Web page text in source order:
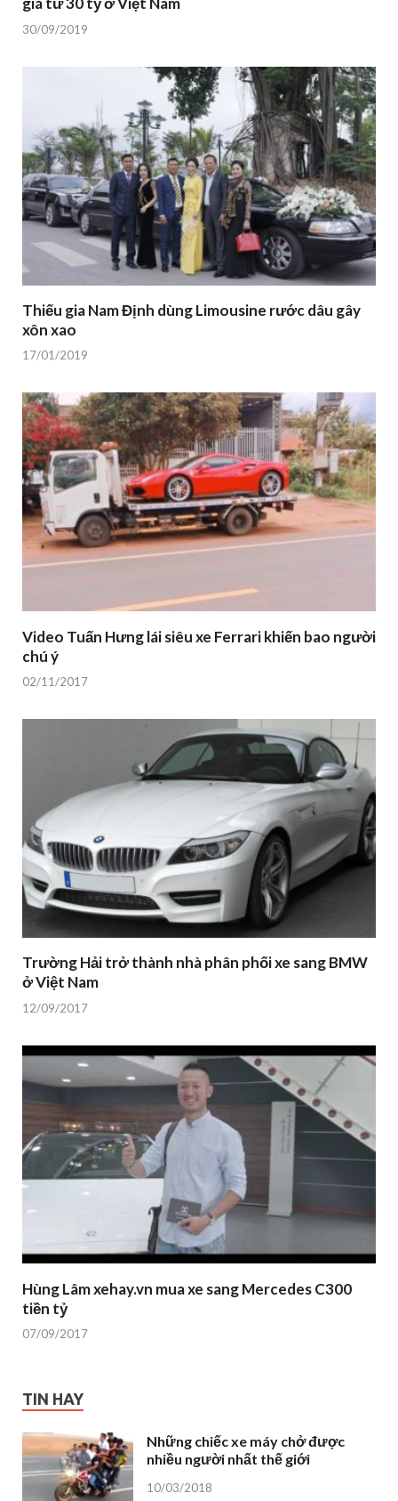
30/09/2019
Thiếu gia Nam Định dùng Limousine rước dâu gây
xôn xao
17/01/2019
Video Tuấn Hưng lái siêu xe Ferrari khiến bao người
chú ý
02/11/2017
Trường Hải trở thành nhà phân phối xe sang BMW
ở Việt Nam
12/09/2017
Hùng Lâm xehay.vn mua xe sang Mercedes C300
tiền tỷ
07/09/2017
TIN HAY
Những chiếc xe máy chở được
nhiều người nhất thế giới
10/03/2018